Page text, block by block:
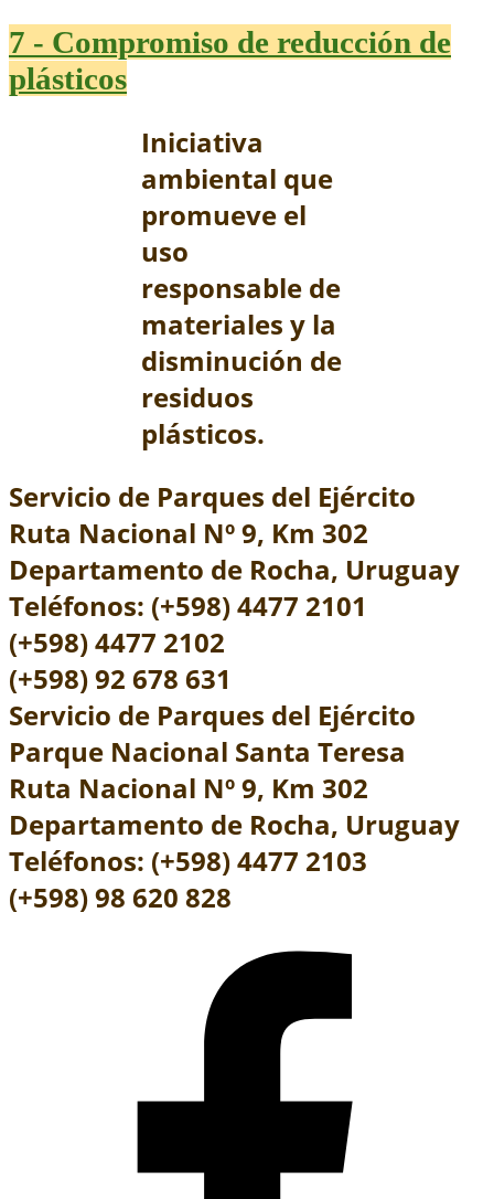
7 - Compromiso de reducción de
plásticos
Iniciativa
ambiental que
promueve el
uso
responsable de
materiales y la
disminución de
residuos
plásticos.
Servicio de Parques del Ejército
Ruta Nacional Nº 9, Km 302
Departamento de Rocha, Uruguay
Teléfonos: (+598) 4477 2101
(+598) 4477 2102
(+598) 92 678 631
Servicio de Parques del Ejército
Parque Nacional Santa Teresa
Ruta Nacional Nº 9, Km 302
Departamento de Rocha, Uruguay
Teléfonos: (+598) 4477 2103
(+598) 98 620 828